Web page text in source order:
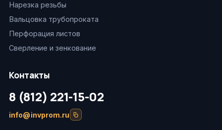
Нарезка резьбы
Вальцовка трубопроката
Перфорация листов
Сверление и зенкование
Контакты
8 (812) 221-15-02
info@invprom.ru